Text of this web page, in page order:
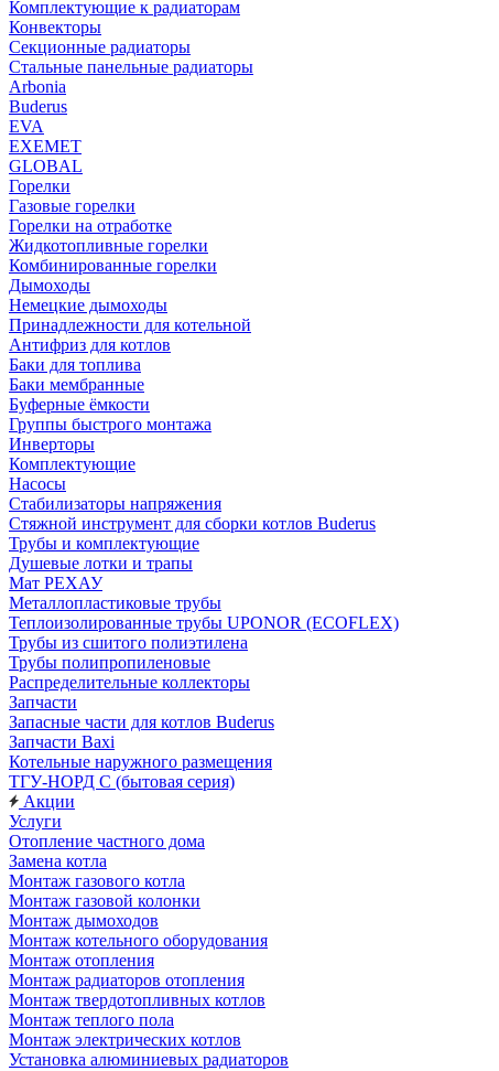
Комплектующие к радиаторам
Конвекторы
Секционные радиаторы
Стальные панельные радиаторы
Arbonia
Buderus
EVA
EXEMET
GLOBAL
Горелки
Газовые горелки
Горелки на отработке
Жидкотопливные горелки
Комбинированные горелки
Дымоходы
Немецкие дымоходы
Принадлежности для котельной
Антифриз для котлов
Баки для топлива
Баки мембранные
Буферные ёмкости
Группы быстрого монтажа
Инверторы
Комплектующие
Насосы
Стабилизаторы напряжения
Стяжной инструмент для сборки котлов Buderus
Трубы и комплектующие
Душевые лотки и трапы
Мат РЕХАУ
Металлопластиковые трубы
Теплоизолированные трубы UPONOR (ECOFLEX)
Трубы из сшитого полиэтилена
Трубы полипропиленовые
Распределительные коллекторы
Запчасти
Запасные части для котлов Buderus
Запчасти Baxi
Котельные наружного размещения
ТГУ-НОРД С (бытовая серия)
Акции
Услуги
Отопление частного дома
Замена котла
Монтаж газового котла
Монтаж газовой колонки
Монтаж дымоходов
Монтаж котельного оборудования
Монтаж отопления
Монтаж радиаторов отопления
Монтаж твердотопливных котлов
Монтаж теплого пола
Монтаж электрических котлов
Установка алюминиевых радиаторов